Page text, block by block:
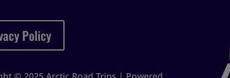
Policy